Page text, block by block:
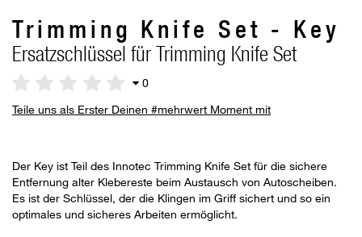
Trimming Knife Set - Key
Ersatzschlüssel für Trimming Knife Set
0
Teile uns als Erster Deinen #mehrwert Moment mit
Der Key ist Teil des Innotec Trimming Knife Set für die sichere
Entfernung alter Klebereste beim Austausch von Autoscheiben.
Es ist der Schlüssel, der die Klingen im Griff sichert und so ein
optimales und sicheres Arbeiten ermöglicht.